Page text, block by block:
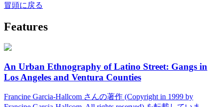
冒頭に戻る
Features
An Urban Ethnography of Latino Street: Gangs in
Los Angeles and Ventura Counties
Francine Garcia-Hallcom さんの著作 (Copyright in 1999 by